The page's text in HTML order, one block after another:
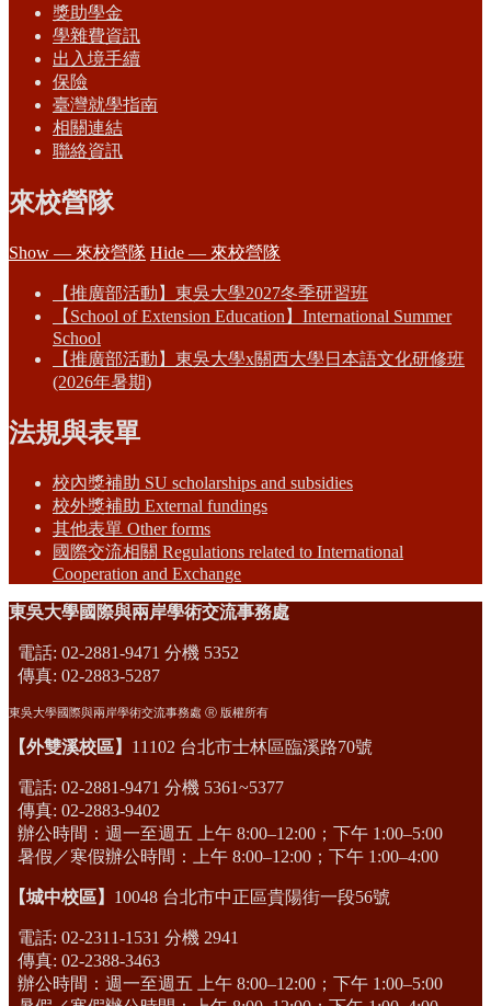
獎助學金
學雜費資訊
出入境手續
保險
臺灣就學指南
相關連結
聯絡資訊
來校營隊
Show — 來校營隊 Hide — 來校營隊
【推廣部活動】東吳大學2027冬季研習班
【School of Extension Education】International Summer
School
【推廣部活動】東吳大學x關西大學日本語文化研修班
(2026年暑期)
法規與表單
校內獎補助 SU scholarships and subsidies
校外獎補助 External fundings
其他表單 Other forms
國際交流相關 Regulations related to International
Cooperation and Exchange
東吳大學國際與兩岸學術交流事務處
電話: 02-2881-9471 分機 5352
傳真: 02-2883-5287
東吳大學國際與兩岸學術交流事務處 Ⓡ 版權所有
【外雙溪校區】 11102 台北市士林區臨溪路70號
電話: 02-2881-9471 分機 5361~5377
傳真: 02-2883-9402
辦公時間：週一至週五 上午 8:00–12:00；下午 1:00–5:00
暑假／寒假辦公時間：上午 8:00–12:00；下午 1:00–4:00
【城中校區】 10048 台北市中正區貴陽街一段56號
電話: 02-2311-1531 分機 2941
傳真: 02-2388-3463
辦公時間：週一至週五 上午 8:00–12:00；下午 1:00–5:00